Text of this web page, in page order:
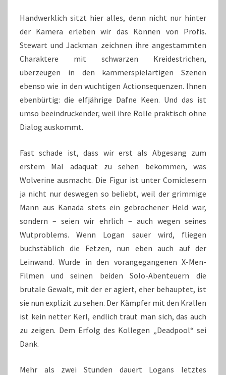
Handwerklich sitzt hier alles, denn nicht nur hinter
der Kamera erleben wir das Können von Profis.
Stewart und Jackman zeichnen ihre angestammten
Charaktere mit schwarzen Kreidestrichen,
überzeugen in den kammerspielartigen Szenen
ebenso wie in den wuchtigen Actionsequenzen. Ihnen
ebenbürtig: die elfjährige Dafne Keen. Und das ist
umso beeindruckender, weil ihre Rolle praktisch ohne
Dialog auskommt.
Fast schade ist, dass wir erst als Abgesang zum
erstem Mal adäquat zu sehen bekommen, was
Wolverine ausmacht. Die Figur ist unter Comiclesern
ja nicht nur deswegen so beliebt, weil der grimmige
Mann aus Kanada stets ein gebrochener Held war,
sondern – seien wir ehrlich – auch wegen seines
Wutproblems. Wenn Logan sauer wird, fliegen
buchstäblich die Fetzen, nun eben auch auf der
Leinwand. Wurde in den vorangegangenen X-Men-
Filmen und seinen beiden Solo-Abenteuern die
brutale Gewalt, mit der er agiert, eher behauptet, ist
sie nun explizit zu sehen. Der Kämpfer mit den Krallen
ist kein netter Kerl, endlich traut man sich, das auch
zu zeigen. Dem Erfolg des Kollegen „Deadpool“ sei
Dank.
Mehr als zwei Stunden dauert Logans letztes